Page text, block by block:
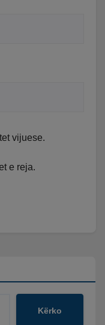
vijuese.
e reja.
Kërko